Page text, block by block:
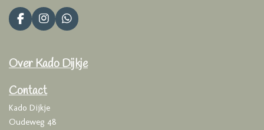
F
a
b
o
k
I
n
a
r
a
m
W
h
s
Over Kado Dijkje
Contact
Kado Dijkje
Oudeweg 48